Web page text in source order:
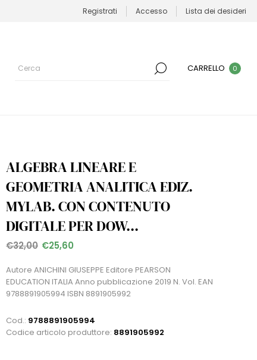
Registrati Accesso Lista dei desideri
CARRELLO 0
ALGEBRA LINEARE E
GEOMETRIA ANALITICA EDIZ.
MYLAB. CON CONTENUTO
DIGITALE PER DOW...
€32,00 €25,60
Autore ANICHINI GIUSEPPE Editore PEARSON
EDUCATION ITALIA Anno pubblicazione 2019 N. Vol. EAN
9788891905994 ISBN 8891905992
Cod.: 9788891905994
Codice articolo produttore: 8891905992